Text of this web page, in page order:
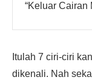
“Keluar Cairan
Itulah 7 ciri-ciri
dikenali. Nah